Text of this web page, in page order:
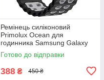
Ремінець силіконовий
Primolux Ocean для
годинника Samsung Galaxy
Watch 8 - Black
Готово до відправки
388 ₴ 450 ₴